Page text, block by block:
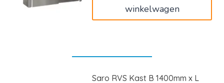
winkelwagen
Saro RVS Kast B 1400mm x L